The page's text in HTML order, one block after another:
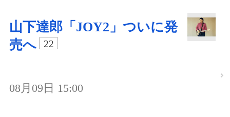
山下達郎「JOY2」ついに発
売へ
22
08月09日 15:00